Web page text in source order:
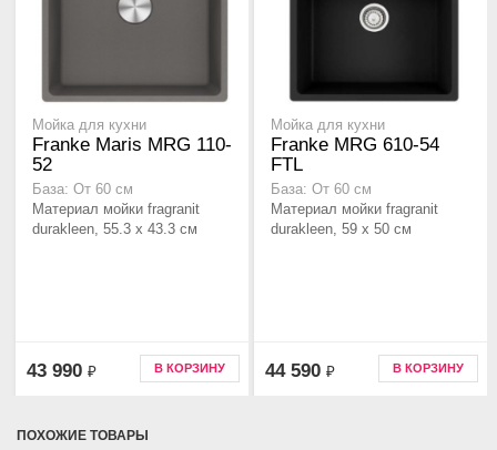
Мойка для кухни
Franke Maris MRG 110-
52
База: От 60 см
Материал мойки fragranit
durakleen, 55.3 x 43.3 см
43 990 ₽ В КОРЗИНУ
Мойка для кухни
Franke MRG 610-54
FTL
База: От 60 см
Материал мойки fragranit
durakleen, 59 x 50 см
44 590 ₽ В КОРЗИНУ
ПОХОЖИЕ ТОВАРЫ